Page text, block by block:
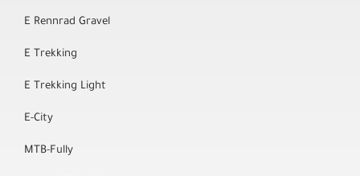
E Rennrad Gravel
E Trekking
E Trekking Light
E-City
MTB-Fully